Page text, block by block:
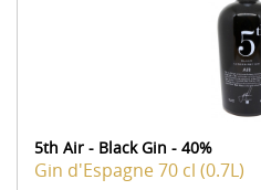
5th Air - Black Gin - 40%
Gin d'Espagne70 cl (0.7L)